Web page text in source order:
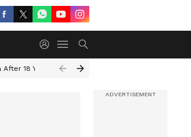
18 Years Dwi Pushkar Yoga 2026